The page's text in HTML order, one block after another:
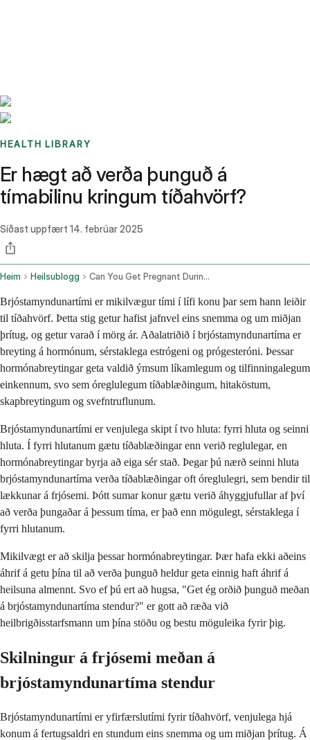
HEALTH LIBRARY
Er hægt að verða þunguð á
tímabilinu kringum tíðahvörf?
Síðast uppfært 14. febrúar 2025
Heim Heilsublogg Can You Get Pregnant During Perimenopause
Brjóstamyndunartími er mikilvægur tími í lífi konu þar sem hann leiðir
til tíðahvörf. Þetta stig getur hafist jafnvel eins snemma og um miðjan
þrítug, og getur varað í mörg ár. Aðalatriðið í brjóstamyndunartíma er
breyting á hormónum, sérstaklega estrógeni og prógesteróni. Þessar
hormónabreytingar geta valdið ýmsum líkamlegum og tilfinningalegum
einkennum, svo sem óreglulegum tíðablæðingum, hitaköstum,
skapbreytingum og svefntruflunum.
Brjóstamyndunartími er venjulega skipt í tvo hluta: fyrri hluta og seinni
hluta. Í fyrri hlutanum gætu tíðablæðingar enn verið reglulegar, en
hormónabreytingar byrja að eiga sér stað. Þegar þú nærð seinni hluta
brjóstamyndunartíma verða tíðablæðingar oft óreglulegri, sem bendir til
lækkunar á frjósemi. Þótt sumar konur gætu verið áhyggjufullar af því
að verða þungaðar á þessum tíma, er það enn mögulegt, sérstaklega í
fyrri hlutanum.
Mikilvægt er að skilja þessar hormónabreytingar. Þær hafa ekki aðeins
áhrif á getu þína til að verða þunguð heldur geta einnig haft áhrif á
heilsuna almennt. Svo ef þú ert að hugsa, "Get ég orðið þunguð meðan
á brjóstamyndunartíma stendur?" er gott að ræða við
heilbrigðisstarfsmann um þína stöðu og bestu möguleika fyrir þig.
Skilningur á frjósemi meðan á
brjóstamyndunartíma stendur
Brjóstamyndunartími er yfirfærslutími fyrir tíðahvörf, venjulega hjá
konum á fertugsaldri en stundum eins snemma og um miðjan þrítug. Á